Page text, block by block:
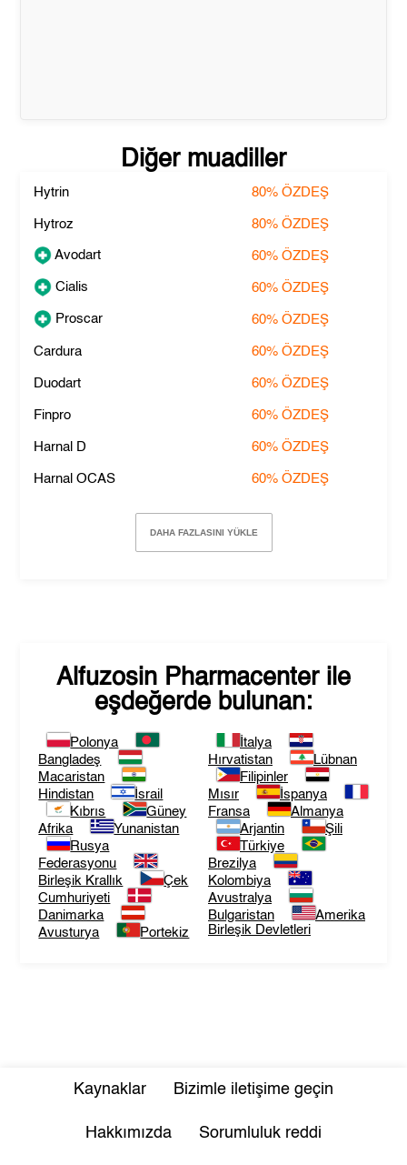
Diğer muadiller
Hytrin 80% ÖZDEŞ
Hytroz 80% ÖZDEŞ
Avodart 60% ÖZDEŞ
Cialis 60% ÖZDEŞ
Proscar 60% ÖZDEŞ
Cardura 60% ÖZDEŞ
Duodart 60% ÖZDEŞ
Finpro 60% ÖZDEŞ
Harnal D 60% ÖZDEŞ
Harnal OCAS 60% ÖZDEŞ
DAHA FAZLASINI YÜKLE
Alfuzosin Pharmacenterile
eşdeğerde bulunan:
Polonya
Bangladeş
Macaristan
Hindistan
İsrail
Kıbrıs
Güney
Afrika
Yunanistan
Rusya
Federasyonu
Birleşik Krallık
Çek
Cumhuriyeti
Danimarka
Avusturya
Portekiz
İtalya
Hırvatistan
Lübnan
Filipinler
Mısır
İspanya
Fransa
Almanya
Arjantin
Şili
Türkiye
Brezilya
Kolombiya
Avustralya
Bulgaristan
Amerika
Birleşik Devletleri
Kaynaklar Bizimle iletişime geçin
Hakkımızda Sorumluluk reddi